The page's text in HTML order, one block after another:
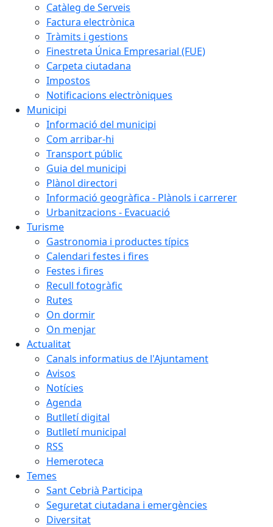
Catàleg de Serveis
Factura electrònica
Tràmits i gestions
Finestreta Única Empresarial (FUE)
Carpeta ciutadana
Impostos
Notificacions electròniques
Municipi
Informació del municipi
Com arribar-hi
Transport públic
Guia del municipi
Plànol directori
Informació geogràfica - Plànols i carrerer
Urbanitzacions - Evacuació
Turisme
Gastronomia i productes típics
Calendari festes i fires
Festes i fires
Recull fotogràfic
Rutes
On dormir
On menjar
Actualitat
Canals informatius de l'Ajuntament
Avisos
Notícies
Agenda
Butlletí digital
Butlletí municipal
RSS
Hemeroteca
Temes
Sant Cebrià Participa
Seguretat ciutadana i emergències
Diversitat